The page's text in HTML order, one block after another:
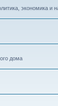
экономика и
дома